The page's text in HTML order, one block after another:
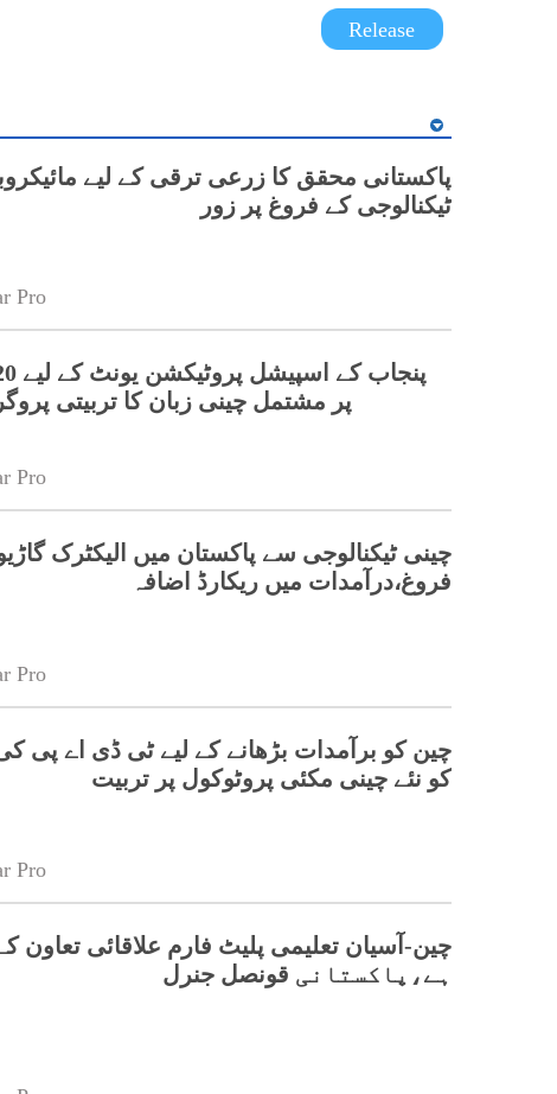
Release
پاکستانی محقق کا زرعی ترقی کے لیے
ٹیکنالوجی کے فروغ پر زور
Pro
پر مشتمل چینی زبان کا تربیتی
Pro
چینی ٹیکنالوجی سے پاکستان میں الیکٹرک
فروغ،درآمدات میں ریکارڈ اضافہ
Pro
چین کو برآمدات بڑھانے کے لیے ٹی ڈی اے پی
کو نئے چینی مکئی پروٹوکول پر تربیت
Pro
چین-آسیان تعلیمی پلیٹ فارم علاقائی تعاون
ہے،پاکستانی قونصل جنرل